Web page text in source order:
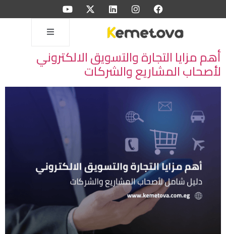
أهم مزايا التجارة والتسويق الالكتروني
لأصحاب المشاريع والشركات